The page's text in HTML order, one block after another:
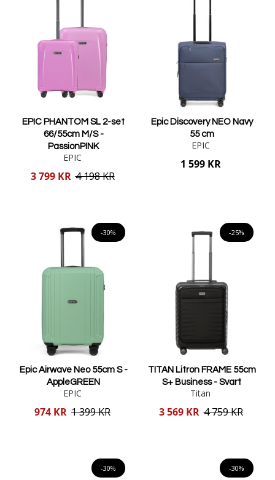
EPIC PHANTOM SL 2-set
66/55cm M/S -
PassionPINK
EPIC
Reducerat
3 799 KR 4 198 KR
Epic Discovery NEO Navy
55 cm
EPIC
1 599 KR
-30%
Epic Airwave Neo 55cm S -
AppleGREEN
EPIC
Reducerat
974 KR 1 399 KR
-25%
TITAN Litron FRAME 55cm
S+ Business - Svart
Titan
Reducerat
3 569 KR 4 759 KR
-30% -30%